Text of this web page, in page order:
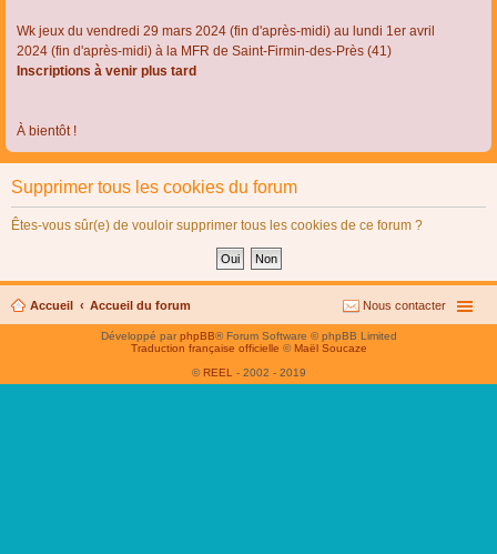
Wk jeux du vendredi 29 mars 2024 (fin d'après-midi) au lundi 1er avril
2024 (fin d'après-midi) à la MFR de Saint-Firmin-des-Près (41)
Inscriptions à venir plus tard
À bientôt !
Supprimer tous les cookies du forum
Êtes-vous sûr(e) de vouloir supprimer tous les cookies de ce forum ?
Accueil Accueil du forum Nous contacter
Développé parphpBB® Forum Software © phpBB Limited
Traduction française officielle © Maël Soucaze
© REEL - 2002 - 2019